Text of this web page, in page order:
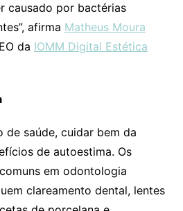
causado por bactérias
afirma Matheus Moura
da IOMM Digital Estética
de saúde, cuidar bem da
de autoestima. Os
em odontologia
clareamento dental, lentes